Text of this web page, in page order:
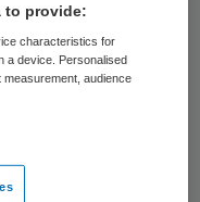
zo denken. De
het
ongewis. Ebola
to provide:
characteristics for
a device. Personalised
audience